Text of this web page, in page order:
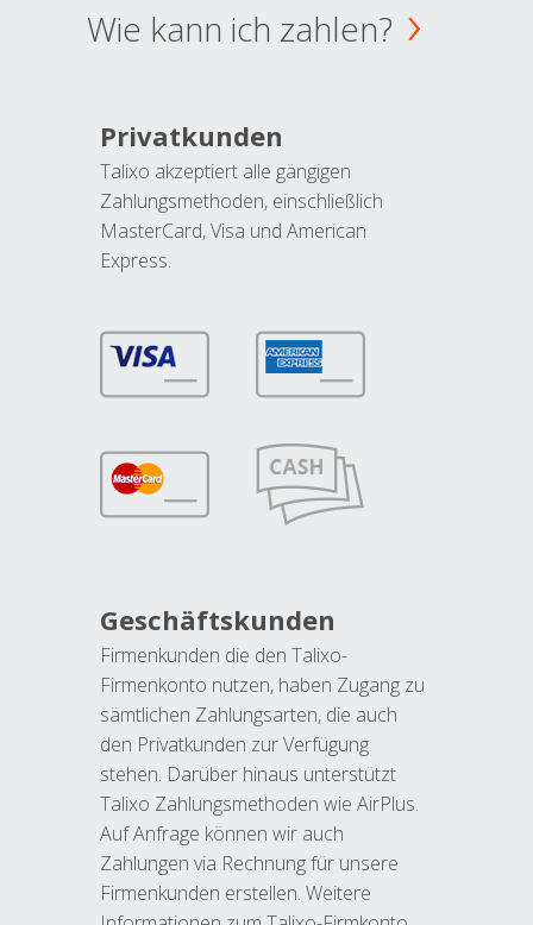
Wie kann ich zahlen?
Privatkunden
Talixo akzeptiert alle gängigen
Zahlungsmethoden, einschließlich
MasterCard, Visa und American
Express.
Geschäftskunden
Firmenkunden die den Talixo-
Firmenkonto nutzen, haben Zugang zu
sämtlichen Zahlungsarten, die auch
den Privatkunden zur Verfügung
stehen. Darüber hinaus unterstützt
Talixo Zahlungsmethoden wie AirPlus.
Auf Anfrage können wir auch
Zahlungen via Rechnung für unsere
Firmenkunden erstellen. Weitere